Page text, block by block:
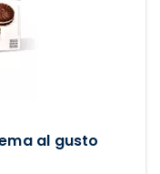
al gusto